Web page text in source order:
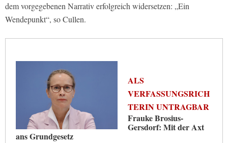
dem vorgegebenen Narrativ erfolgreich widersetzen: „Ein
Wendepunkt“, so Cullen.
ALS
VERFASSUNGSRICH
TERIN UNTRAGBAR
Frauke Brosius-
Gersdorf: Mit der Axt
ans Grundgesetz